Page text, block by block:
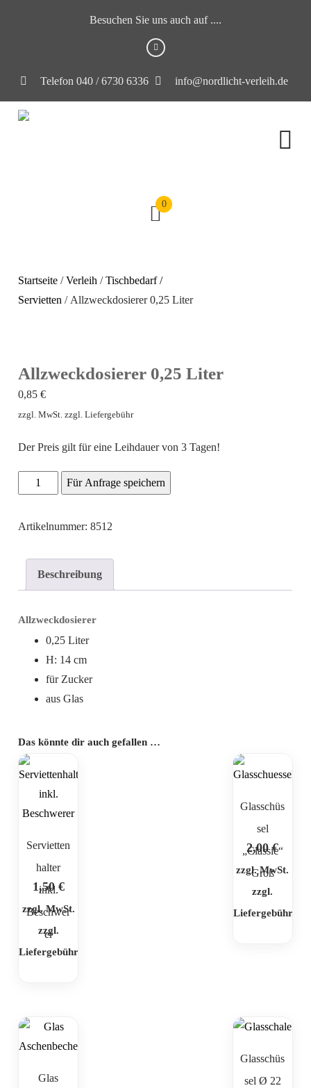
Besuchen Sie uns auch auf ....
Telefon 040 / 6730 6336 info@nordlicht-verleih.de
0
Startseite /Verleih /Tischbedarf /
Servietten / Allzweckdosierer 0,25 Liter
Allzweckdosierer 0,25 Liter
0,85€
zzgl. MwSt. zzgl. Liefergebühr
Der Preis gilt für eine Leihdauer von 3 Tagen!
AllzweckdosiererFür Anfrage speichern
Artikelnummer: 8512
Beschreibung
Allzweckdosierer
0,25 Liter
H: 14 cm
für Zucker
aus Glas
Das könnte dir auch gefallen …
Servietten
halter
inkl.
Beschwer
er
1,50 €
zzgl. MwSt.
zzgl.
Liefergebühr
Glasschüs
sel
„Classic“
Groß
2,00€
zzgl. MwSt.
zzgl.
Liefergebühr
Glas
Glasschüs
sel Ø 22